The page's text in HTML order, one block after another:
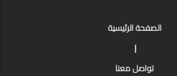
الصفحة الرئيسية
|
تواصل معنا